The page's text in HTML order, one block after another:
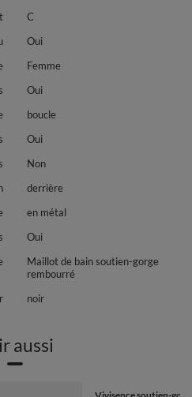
C
Oui
Femme
Oui
boucle
Oui
Non
derrière
en métal
Oui
Maillot de bain soutien-gorge
rembourré
noir
aussi